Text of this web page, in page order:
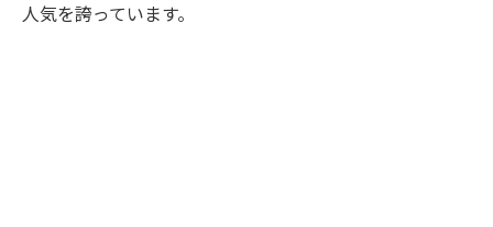
人気を誇っています。